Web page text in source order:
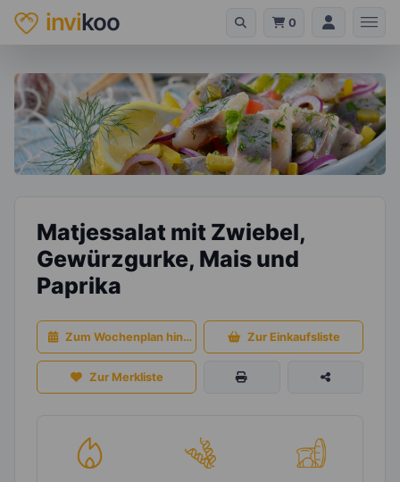
invikoo 0
Matjessalat mit Zwiebel,
Gewürzgurke, Mais und
Paprika
Zum Wochenplan hinzufügen Zur Einkaufsliste
Zur Merkliste